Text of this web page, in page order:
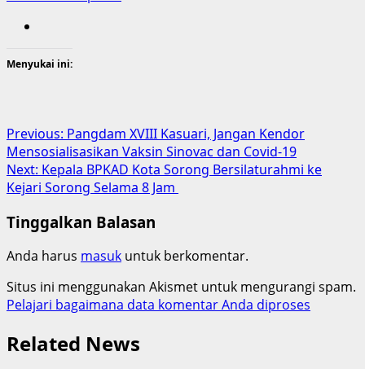
Menyukai ini:
Post
navigation
Previous: Pangdam XVIII Kasuari, Jangan Kendor
Mensosialisasikan Vaksin Sinovac dan Covid-19
Next: Kepala BPKAD Kota Sorong Bersilaturahmi ke
Kejari Sorong Selama 8 Jam
Tinggalkan Balasan
Anda harus masuk untuk berkomentar.
Situs ini menggunakan Akismet untuk mengurangi spam.
Pelajari bagaimana data komentar Anda diproses
Related News